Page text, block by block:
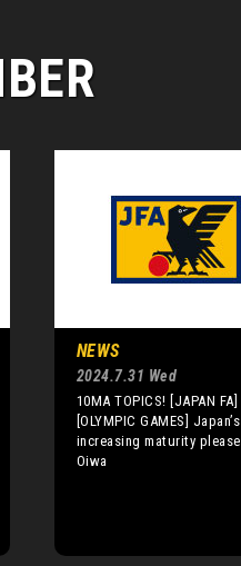
NEWS
2024.7.31 Wed
10MA TOPICS! [JAPAN FA]
[OLYMPIC GAMES] Japan’s
increasing maturity
Oiwa